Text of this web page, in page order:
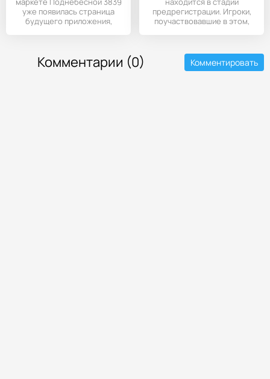
уже появилась страница
будущего приложения,
предрегистрации. Игроки,
поучаствовавшие в этом,
Комментарии (0) Комментировать